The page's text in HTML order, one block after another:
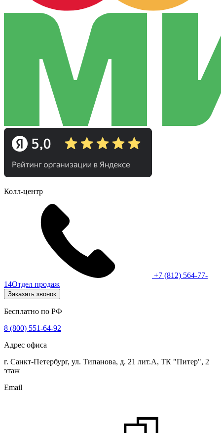
Колл-центр
+7 (812) 564-77-
14Отдел продаж
Заказать звонок
Бесплатно по РФ
8 (800) 551-64-92
Адрес офиса
г. Санкт-Петербург, ул. Типанова, д. 21 лит.А, ТК "Питер", 2
этаж
Email